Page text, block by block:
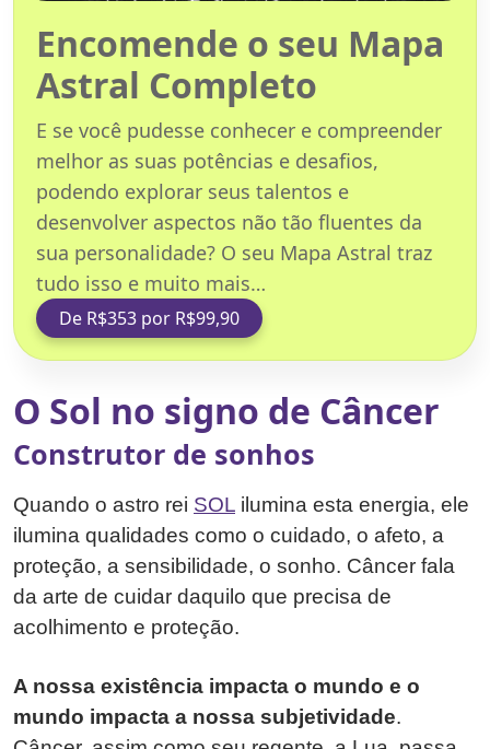
Encomende o seu Mapa
Astral Completo
E se você pudesse conhecer e compreender
melhor as suas potências e desafios,
podendo explorar seus talentos e
desenvolver aspectos não tão fluentes da
sua personalidade? O seu Mapa Astral traz
tudo isso e muito mais…
De R$353 por R$99,90
O Sol no signo de Câncer
Construtor de sonhos
Quando o astro rei SOL ilumina esta energia, ele
ilumina qualidades como o cuidado, o afeto, a
proteção, a sensibilidade, o sonho. Câncer fala
da arte de cuidar daquilo que precisa de
acolhimento e proteção.
A nossa existência impacta o mundo e o
mundo impacta a nossa subjetividade.